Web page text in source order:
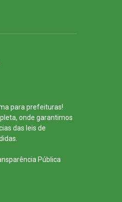
para prefeituras!
onde garantimos
das leis de
Pública